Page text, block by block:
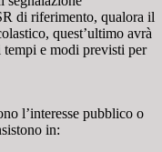
di riferimento, qualora il
quest’ultimo avrà
tempi e modi previsti per
l’interesse pubblico o
in: